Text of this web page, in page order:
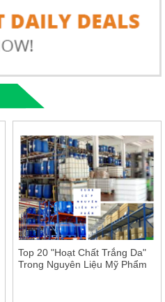
Top 20 "Hoạt Chất Trắng Da"
Trong Nguyên Liệu Mỹ Phẩm